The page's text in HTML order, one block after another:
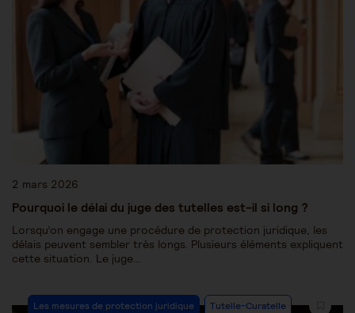
2 mars 2026
Pourquoi le délai du juge des tutelles est-il si long ?
Lorsqu’on engage une procédure de protection juridique, les
délais peuvent sembler très longs. Plusieurs éléments expliquent
cette situation. Le juge…
Les mesures de protection juridique Tutelle-Curatelle